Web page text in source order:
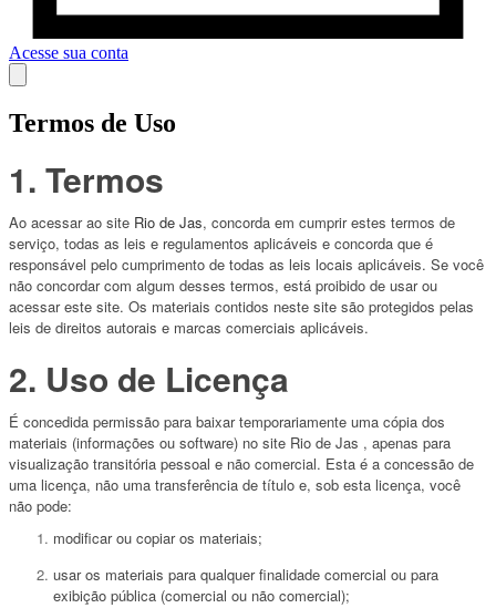
Acesse sua conta
Termos de Uso
1. Termos
Ao acessar ao site Rio de Jas, concorda em cumprir estes termos de
serviço, todas as leis e regulamentos aplicáveis ​​e concorda que é
responsável pelo cumprimento de todas as leis locais aplicáveis. Se você
não concordar com algum desses termos, está proibido de usar ou
acessar este site. Os materiais contidos neste site são protegidos pelas
leis de direitos autorais e marcas comerciais aplicáveis.
2. Uso de Licença
É concedida permissão para baixar temporariamente uma cópia dos
materiais (informações ou software) no site Rio de Jas , apenas para
visualização transitória pessoal e não comercial. Esta é a concessão de
uma licença, não uma transferência de título e, sob esta licença, você
não pode:
modificar ou copiar os materiais;
usar os materiais para qualquer finalidade comercial ou para
exibição pública (comercial ou não comercial);